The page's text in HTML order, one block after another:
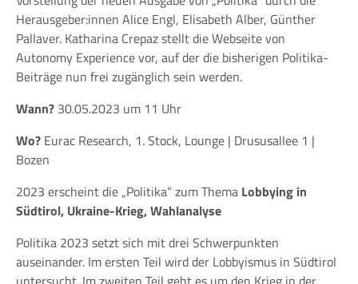
Herausgeber:innen Alice Engl, Elisabeth Alber, Günther
Pallaver. Katharina Crepaz stellt die Webseite von
Autonomy Experience vor, auf der die bisherigen Politika-
Beiträge nun frei zugänglich sein werden.
Wann? 30.05.2023 um 11 Uhr
Wo? Eurac Research, 1. Stock, Lounge | Drususallee 1 |
Bozen
2023 erscheint die „Politika“ zum Thema Lobbying in
Südtirol, Ukraine-Krieg, Wahlanalyse
Politika 2023 setzt sich mit drei Schwerpunkten
auseinander. Im ersten Teil wird der Lobbyismus in Südtirol